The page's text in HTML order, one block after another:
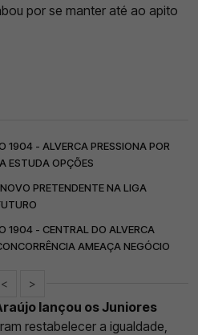
por se manter até ao apito
1904 - ALVERCA PRESSIONA POR
ESTUDA OPÇÕES
PRETENDENTE NA LIGA
1904 - CENTRAL DO ALVERCA
AMEAÇA NEGÓCIO
< >
lançou os Juniores
restabelecer a igualdade,